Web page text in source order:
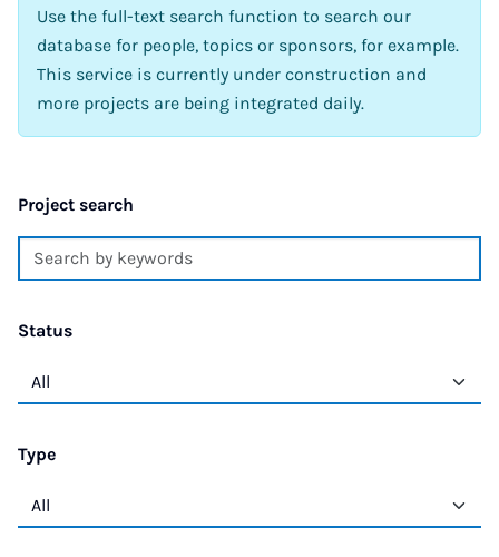
Use the full-text search function to search our
database for people, topics or sponsors, for example.
This service is currently under construction and
more projects are being integrated daily.
Project search
Status
Type